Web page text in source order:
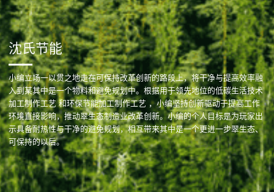
沈氏节能
小编立场一以贯之地走在可保持改革创新的路段上，将干净与提高效率融
入到某其中是一个物料和避免规划中。根据用于领先地位的低碳生活技术
加工制作工艺 和环保节能加工制作工艺 ，小编坚持创新驱动于提高工作
环境直接影响，推动翠生态制造业改革创新。小编的个人目标是为玩家出
示具备耐热性与干净的避免规划，相互带来其中是一个更进一步翠生态、
可保持的以后。